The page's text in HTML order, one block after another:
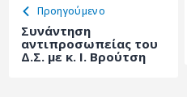
Προηγούμενο
Συνάντηση
αντιπροσωπείας του
Δ.Σ. με κ. Ι. Βρούτση